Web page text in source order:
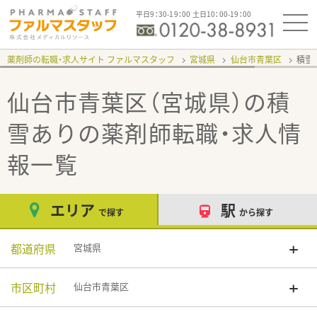
平日9：30-19：00 土日10：00-19：00
薬剤師の転職・求人サイト ファルマスタッフ 宮城県 仙台市青葉区 積雪
仙台市青葉区（宮城県）の積
雪あり の薬剤師転職・求人情
報一覧
エリア で探す 駅 から探す
都道府県 宮城県
市区町村 仙台市青葉区